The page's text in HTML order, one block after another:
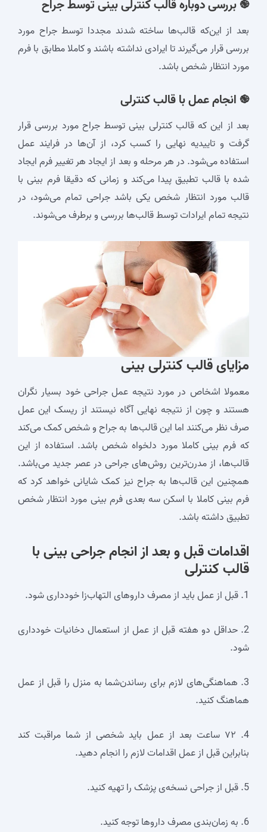
֎ بررسی دوباره قالب کنترلی بینی توسط جراح
بعد از این‌که قالب‌ها ساخته‌ شدند مجددا توسط جراح مورد
بررسی قرار می‌گیرند تا ایرادی نداشته باشند و کاملا مطابق با فرم
مورد انتظار شخص باشد.
֎ انجام عمل با قالب کنترلی
بعد از این که قالب کنترلی بینی توسط جراح مورد بررسی قرار
گرفت و تاییدیه نهایی را کسب کرد، از آن‌ها در فرایند عمل
استفاده می‌شود. در هر مرحله و بعد از ایجاد هر تغییر فرم ایجاد
‌شده با قالب تطبیق پیدا می‌کند و زمانی که دقیقا فرم بینی با
قالب مورد انتظار شخص یکی باشد جراحی تمام می‌شود، در
نتیجه تمام ایرادات توسط قالب‌ها بررسی و برطرف می‌شوند.
مزایایقالب کنترلی بینی
معمولا اشخاص در مورد نتیجه عمل جراحی خود بسیار نگران
هستند و چون از نتیجه نهایی آگاه نیستند از ریسک این عمل
صرف ‌نظر می‌کنند اما این قالب‌ها به جراح و شخص کمک می‌کند
که فرم بینی کاملا مورد دلخواه شخص باشد. استفاده از این
قالب‌ها، از مدرن‌ترین روش‌های جراحی در عصر جدید می‌باشد.
همچنین این قالب‌ها به جراح نیز کمک شایانی خواهد کرد که
فرم بینی کاملا با اسکن سه بعدی فرم بینی مورد انتظار شخص
تطبیق داشته باشد.
اقدامات قبل و بعد از انجام جراحی بینی با
قالب کنترلی
1. قبل از عمل باید از مصرف داروهای التهاب‌زا خودداری شود.
2. حداقل دو هفته قبل از عمل از استعمال دخانیات خودداری
شود.
3. هماهنگی‌های لازم برای رساندن‌شما به منزل را قبل از عمل
هماهنگ کنید.
4. ۷۲ ساعت بعد از عمل باید شخصی از شما مراقبت کند
بنابراین قبل از عمل اقدامات لازم را انجام دهید.
5. قبل از جراحی نسخه‌ی پزشک را تهیه کنید.
6. به زمان‌بندی مصرف داروها توجه کنید.